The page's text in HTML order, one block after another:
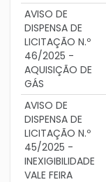
AVISO DE
DISPENSA DE
LICITAÇÃO N.º
46/2025 -
AQUISIÇÃO DE
GÁS
AVISO DE
DISPENSA DE
LICITAÇÃO N.º
45/2025 -
INEXIGIBILIDADE
VALE FEIRA